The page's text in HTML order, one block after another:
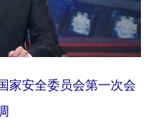
银龄 溯源中国
能源 会展
家安全委员会第一次会